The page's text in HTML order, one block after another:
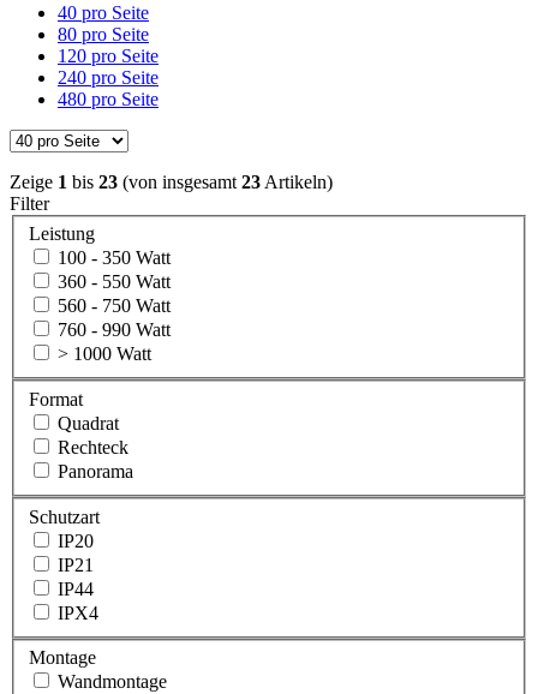
40 pro Seite
80 pro Seite
120 pro Seite
240 pro Seite
480 pro Seite
Zeige 1 bis 23 (von insgesamt 23 Artikeln)
Filter
Leistung
100 - 350 Watt
360 - 550 Watt
560 - 750 Watt
760 - 990 Watt
> 1000 Watt
Format
Quadrat
Rechteck
Panorama
Schutzart
IP20
IP21
IP44
IPX4
Montage
Wandmontage